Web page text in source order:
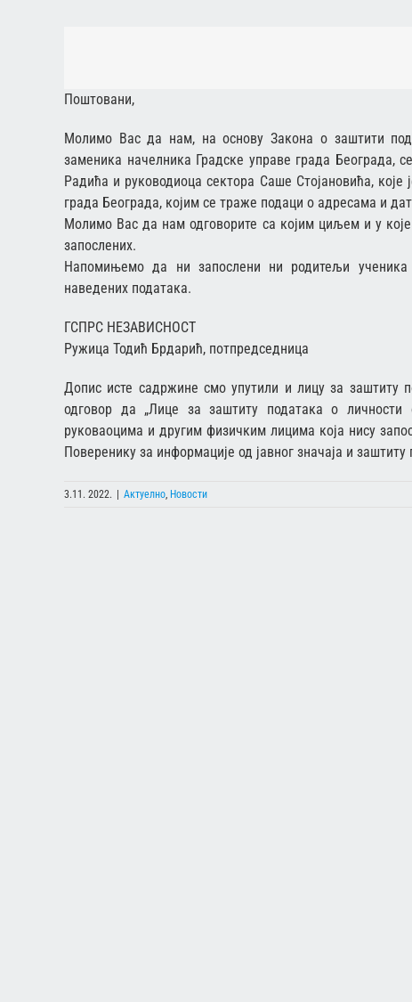
Поштовани,
Молимо Вас да нам, на основу Закона о заштити
заменика начелника Градске управе града Београда,
Радића и руководиоца сектора Саше Стојановића,
града Београда, којим се траже подаци о адресама и
Молимо Вас да нам одговорите са којим циљем и у
запослених.
Напомињемо да ни запослени ни родитељи
наведених података.
ГСПРС НЕЗАВИСНОСТ
Ружица Тодић Брдарић, потпредседница
Допис исте садржине смо упутили и лицу за заштиту
одговор да „Лице за заштиту података о
руковаоцима и другим физичким лицима која нису
Поверенику за информације од јавног значаја и заштиту
3.11. 2022. Актуелно, Новости